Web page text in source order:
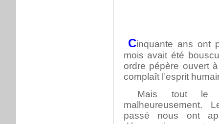
Cinquante ans ont
mois avait été
ordre pépère ouvert
complaît l’esprit
Mais tout le
malheureusement.
passé nous ont